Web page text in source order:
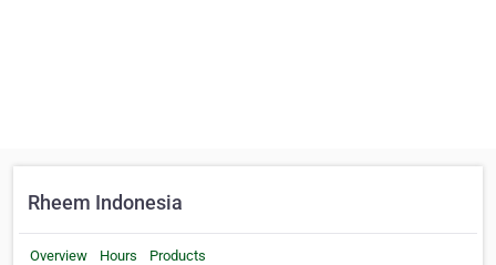
Rheem Indonesia
Overview Hours Products